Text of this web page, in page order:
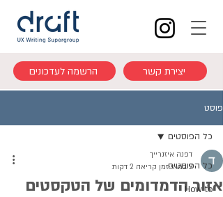
הרשמה לעדכונים יצירת קשר
פוסט
כל הפוסטים
How to
כל הפוסטים
אזור הדמדומים של הטקסטים
דפנה איזנרייך
9 במאי
זמן קריאה 2 דקות